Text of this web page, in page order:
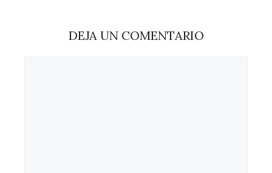
DEJA UN COMENTARIO